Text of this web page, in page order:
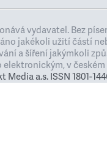
vydavatel. Bez
jakékoli užití částí
a šíření jakýmkoli
v
a.s. ISSN 1801-